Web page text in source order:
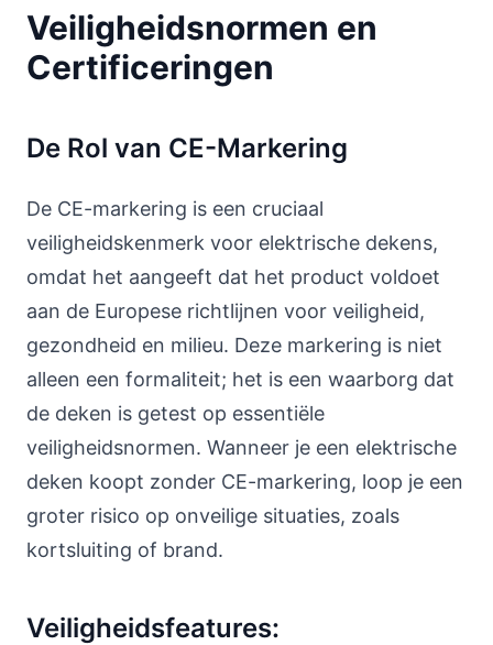
Veiligheidsnormen en
Certificeringen
De Rol van CE-Markering
De CE-markering is een cruciaal
veiligheidskenmerk voor elektrische dekens,
omdat het aangeeft dat het product voldoet
aan de Europese richtlijnen voor veiligheid,
gezondheid en milieu. Deze markering is niet
alleen een formaliteit; het is een waarborg dat
de deken is getest op essentiële
veiligheidsnormen. Wanneer je een elektrische
deken koopt zonder CE-markering, loop je een
groter risico op onveilige situaties, zoals
kortsluiting of brand.
Veiligheidsfeatures: